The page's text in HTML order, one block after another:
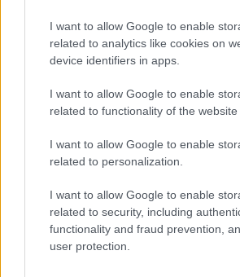
I want to allow Google to enable
related to analytics like cookies on
device identifiers in apps.
I want to allow Google to enable
related to functionality of the website
I want to allow Google to enable
related to personalization.
I want to allow Google to enable
related to security, including
functionality and fraud prevention,
user protection.
Corsi gratuiti di benessere a